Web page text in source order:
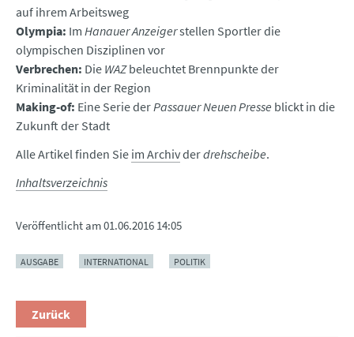
auf ihrem Arbeitsweg
Olympia: Im Hanauer Anzeigerstellen Sportler die
olympischen Disziplinen vor
Verbrechen: Die WAZbeleuchtet Brennpunkte der
Kriminalität in der Region
Making-of: Eine Serie derPassauer Neuen Presse blickt in die
Zukunft der Stadt
Alle Artikel finden Sie im Archivderdrehscheibe.
Inhaltsverzeichnis
Veröffentlicht am01.06.2016 14:05
AUSGABE INTERNATIONAL POLITIK
Zurück